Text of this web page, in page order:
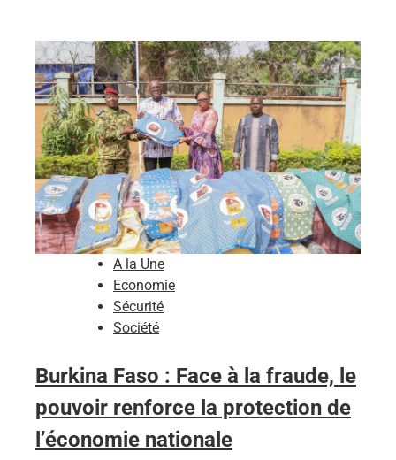
A la Une
Economie
Sécurité
Société
Burkina Faso : Face à la fraude, le
pouvoir renforce la protection de
l’économie nationale